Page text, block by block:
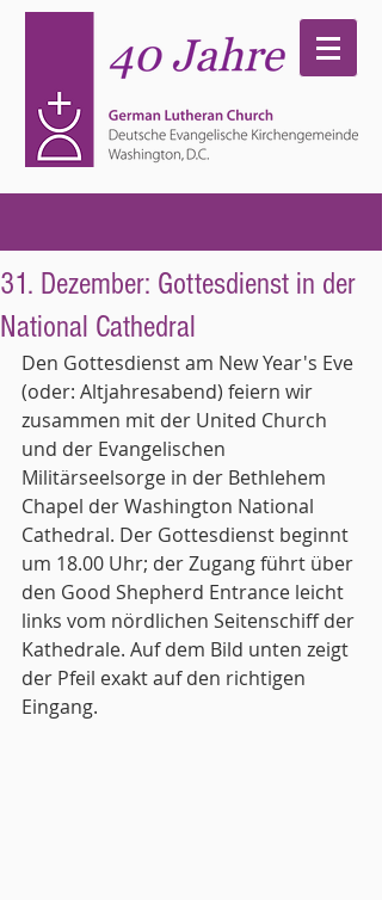
31. Dezember: Gottesdienst in der
National Cathedral
Den Gottesdienst am New Year's Eve
(oder: Altjahresabend) feiern wir
zusammen mit der United Church
und der Evangelischen
Militärseelsorge in der Bethlehem
Chapel der Washington National
Cathedral. Der Gottesdienst beginnt
um 18.00 Uhr; der Zugang führt über
den Good Shepherd Entrance leicht
links vom nördlichen Seitenschiff der
Kathedrale. Auf dem Bild unten zeigt
der Pfeil exakt auf den richtigen
Eingang.